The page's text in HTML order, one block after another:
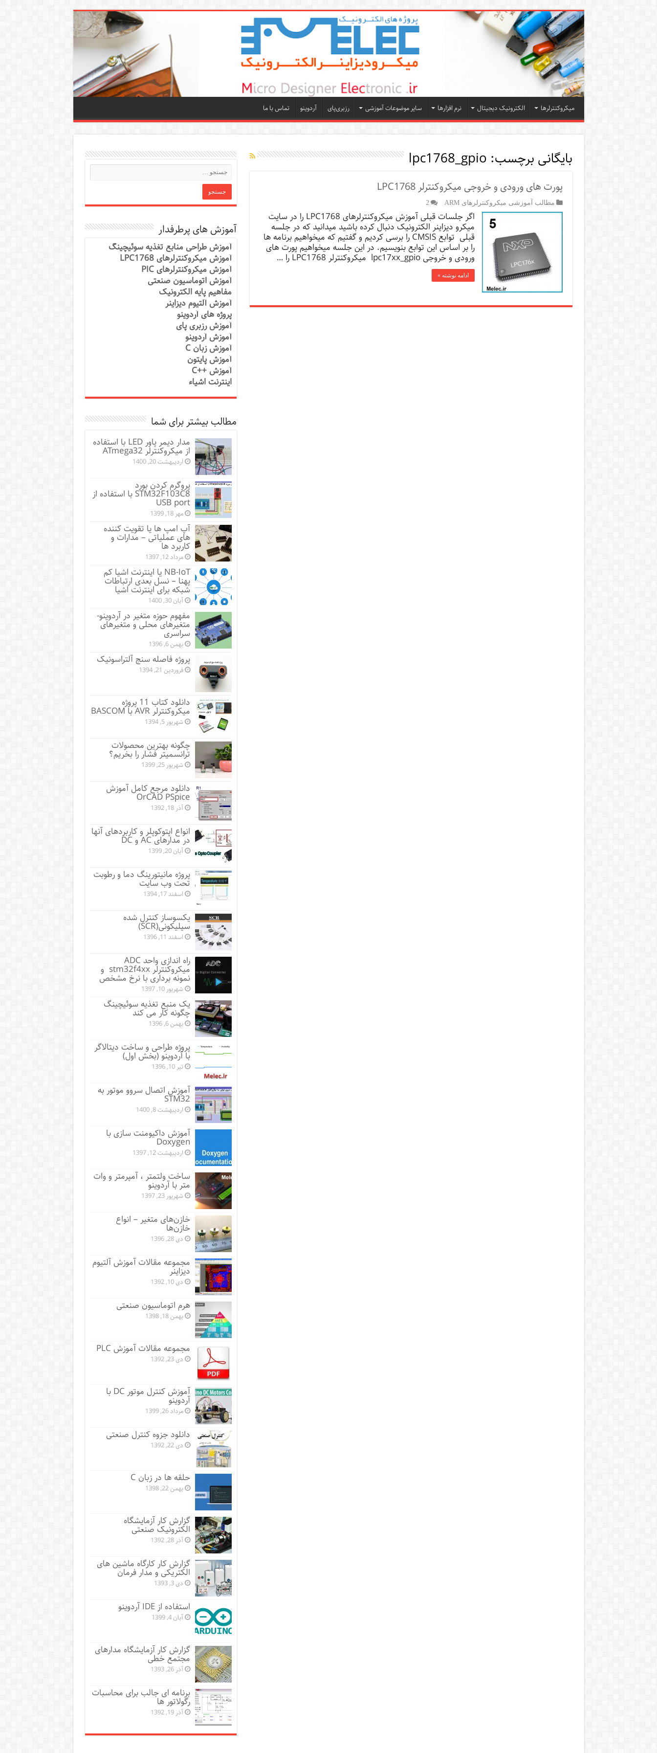
میکروکنترلرها الکترونیک دیجیتال نرم افزارها سایر موضوعات آموزشی رزبری‌پای آردوینو تماس با ما
بایگانی برچسب: lpc1768_gpio
پورت های ورودی و خروجی میکروکنترلر LPC1768
مطالب آموزشی میکروکنترلرهای ARM 2
اگر جلسات قبلی آموزش میکروکنترلرهای LPC1768 را در سایت
میکرو دیزاینر الکترونیک دنبال کرده باشید میدانید که در جلسه
قبلی توابع CMSIS را برسی کردیم و گفتیم که میخواهیم برنامه ها
را بر اساس این توابع بنویسیم. در این جلسه میخواهیم پورت های
ورودی و خروجی lpc17xx_gpio میکروکنترلر LPC1768 را …
ادامه نوشته »
آموزش های پرطرفدار
آموزش طراحی منابع تغذیه سوئیچینگ
آموزش میکروکنترلرهای LPC1768
آموزش میکروکنترلرهای PIC
آموزش اتوماسیون صنعتی
مفاهیم پایه الکترونیک
آموزش آلتیوم دیزاینر
پروژه های آردوینو
آموزش رزبری پای
آموزش آردوینو
آموزش زبان C
آموزش پایتون
آموزش ++C
اینترنت اشیاء
مطالب بیشتر برای شما
مدار دیمر پاور LED با استفاده
از میکروکنترلر ATmega32
اردیبهشت 20, 1400
پروگرم کردن بورد
STM32F103C8 با استفاده از
USB port
مهر 18, 1399
آپ امپ ها یا تقویت کننده
های عملیاتی – مدارات و
کاربرد ها
مرداد 12, 1397
NB-IoT یا اینترنت اشیا کم
پهنا – نسل بعدی ارتباطات
شبکه برای اینترنت اشیا
آبان 30, 1400
مفهوم حوزه متغیر در آردوینو-
متغیرهای محلی و متغیرهای
سراسری
بهمن 6, 1396
پروژه فاصله سنج آلتراسونیک
فروردین 21, 1394
دانلود کتاب 11 پروژه
میکروکنترلر AVR با BASCOM
شهریور 5, 1394
چگونه بهترین محصولات
ترانسمیتر فشار را بخریم؟
شهریور 25, 1399
دانلود مرجع کامل آموزش
OrCAD PSpice
آذر 18, 1392
انواع اپتوکوپلر و کاربردهای آنها
در مدارهای AC و DC
آبان 20, 1399
پروژه مانيتورينگ دما و رطوبت
تحت وب سایت
اسفند 17, 1394
یکسوساز کنترل شده
سیلیکونی(SCR)
اسفند 11, 1396
راه اندازی واحد ADC
میکروکنترلر stm32f4xx و
نمونه برداری با نرخ مشخص
شهریور 10, 1397
یک منبع تغذیه سوئیچینگ
چگونه کار می کند
بهمن 6, 1396
پروژه طراحی و ساخت دیتالاگر
با آردوینو (بخش اول)
تیر 10, 1396
آموزش اتصال سروو موتور به
STM32
اردیبهشت 8, 1400
آموزش داکیومنت سازی با
Doxygen
اردیبهشت 12, 1397
ساخت ولتمتر ، آمپرمتر و وات
متر با آردوینو
شهریور 23, 1397
خازن‌های متغیر – انواع
خازن‌ها
دی 28, 1396
مجموعه مقالات آموزش آلتیوم
دیزاینر
دی 10, 1392
هرم اتوماسیون صنعتی
بهمن 18, 1398
مجموعه مقالات آموزش PLC
دی 23, 1392
آموزش کنترل موتور DC با
آردوینو
مرداد 26, 1399
دانلود جزوه کنترل صنعتی
دی 22, 1392
حلقه ها در زبان C
بهمن 22, 1398
گزارش کار آزمایشگاه
الکترونیک صنعتی
آذر 28, 1392
گزارش کار کارگاه ماشین های
الکتریکی و مدار فرمان
دی 3, 1393
استفاده از IDE آردوینو
آبان 4, 1399
گزارش کار آزمایشگاه مدارهای
مجتمع خطی
آذر 26, 1393
برنامه ای جالب برای محاسبات
رگولاتور ها
آذر 19, 1392